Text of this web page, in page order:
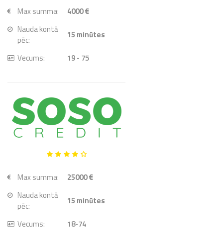
Max summa:
4000 €
Nauda kontā
pēc:
15 minūtes
Vecums: 19 - 75
Max summa:
25000 €
Nauda kontā
pēc:
15 minūtes
Vecums: 18-74